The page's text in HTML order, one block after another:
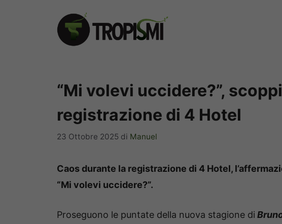
“Mi volevi uccidere?”,
registrazione di 4 Hotel
23 Ottobre 2025 di Manuel
Caos durante la registrazione di 4 Hotel,
“Mi volevi uccidere?”.
Proseguono le puntate della nuova stagione di